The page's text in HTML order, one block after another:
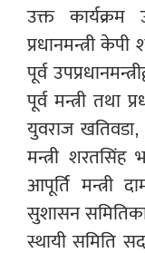
उक्त
प्रधानमन्त्री
पूर्व
पूर्व मन्त्री तथा
युवराज खतिवडा,
मन्त्री शरतसिंह
आपूर्ति मन्त्री
सुशासन
स्थायी समिति